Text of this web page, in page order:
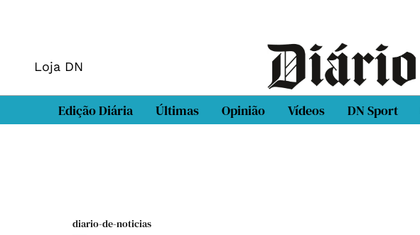
Loja DN
Edição Diária Últimas Opinião Vídeos DN Sport
diario-de-noticias